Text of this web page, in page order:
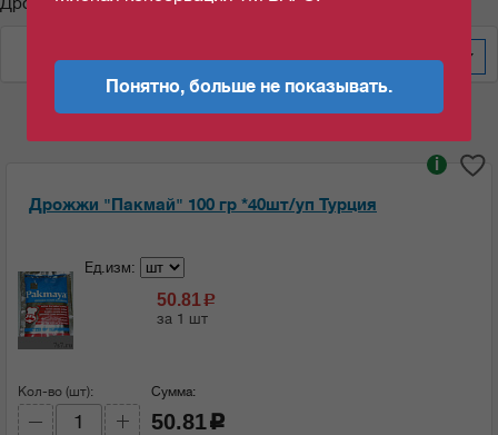
Дрожжи "Пакмай" 100 гр *40шт/уп Турция
i
Ед.изм:
50.81c
за 1 шт
Кол-во (шт): Сумма:
50.81 c
Понятно, больше не показывать.